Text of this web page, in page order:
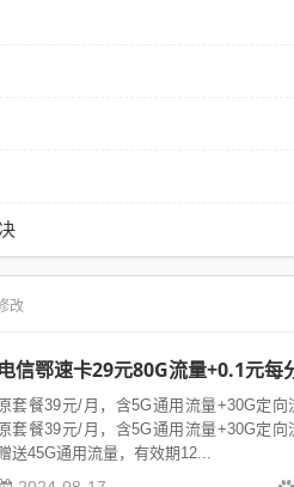
改
电信鄂速卡29元80G流量+0.1元每
套餐39元/月，含5G通用流量+30G定向
套餐39元/月，含5G通用流量+30G定向
送45G通用流量，有效期12...